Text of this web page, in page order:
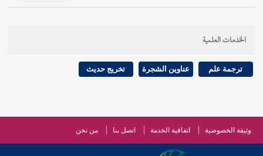
الخدمات العلمية
ترجمة علم عناوين الشجرة تخريج حديث
وثيقة الخصوصية اتفاقية الخدمة اتصل بنا من نحن